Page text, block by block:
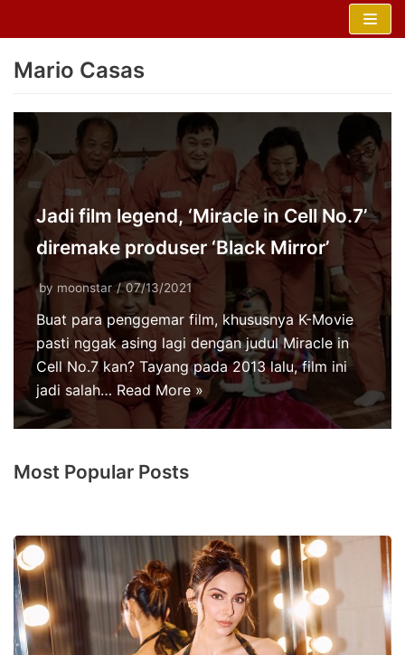
content
Mario Casas
Jadi film legend, ‘Miracle in Cell No.7’
diremake produser ‘Black Mirror’
by moonstar 07/13/2021
Buat para penggemar film, khususnya K-Movie
pasti nggak asing lagi dengan judul Miracle in
Cell No.7 kan? Tayang pada 2013 lalu, film ini
jadi salah… Read More »
Most Popular Posts